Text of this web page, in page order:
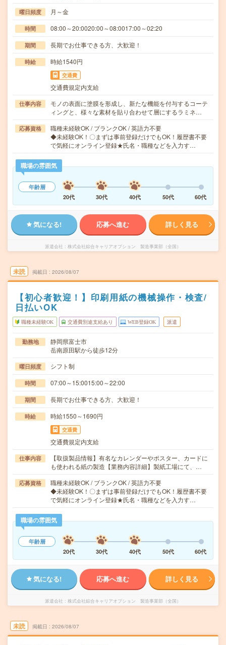
曜日頻度 月～金
時間 08:00～20:0020:00～08:0017:00～02:20
期間 長期でお仕事できる方、大歓迎！
時給 時給1540円
交通費
交通費規定内支給
仕事内容
モノの表面に塗膜を形成し、新たな機能を付与するコーテ
ィングと、様々な素材を貼り合わせて層にするラミネ…
応募資格
職種未経験OK / ブランクOK / 英語力不要
◆未経験OK！〇まずは事前登録だけでもOK！履歴書不要
で気軽にオンライン登録★氏名・職種などを入力す…
職場の雰囲気
年齢層
20代
30代 40代 50代 60代
気になる! 応募へ進む 詳しく見る
派遣会社 株式会社綜合キャリアオプション 製造事業部（全国）
未読 掲載日 2026/08/07
【初心者歓迎！】印刷用紙の機械操作・検査/
日払いOK
職種未経験OK 交通費別途支給あり WEB登録OK 派遣
勤務地
静岡県富士市
岳南原田駅から徒歩12分
曜日頻度 シフト制
時間 07:00～15:0015:00～22:00
期間 長期でお仕事できる方、大歓迎！
時給 時給1550～1690円
交通費
交通費規定内支給
仕事内容
【取扱製品情報】有名なカレンダーやポスター、カードに
も使われる紙の製造【業務内容詳細】製紙工場にて、…
応募資格
職種未経験OK / ブランクOK / 英語力不要
◆未経験OK！〇まずは事前登録だけでもOK！履歴書不要
で気軽にオンライン登録★氏名・職種などを入力す…
職場の雰囲気
年齢層
20代
30代 40代 50代 60代
気になる! 応募へ進む 詳しく見る
派遣会社 株式会社綜合キャリアオプション 製造事業部（全国）
未読 掲載日 2026/08/07